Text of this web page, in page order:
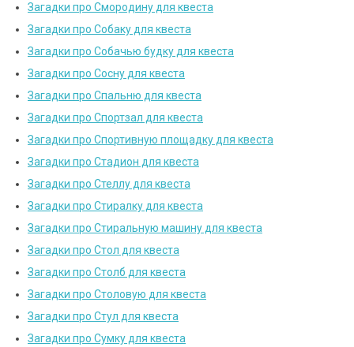
Загадки про Смородину для квеста
Загадки про Собаку для квеста
Загадки про Собачью будку для квеста
Загадки про Сосну для квеста
Загадки про Спальню для квеста
Загадки про Спортзал для квеста
Загадки про Спортивную площадку для квеста
Загадки про Стадион для квеста
Загадки про Стеллу для квеста
Загадки про Стиралку для квеста
Загадки про Стиральную машину для квеста
Загадки про Стол для квеста
Загадки про Столб для квеста
Загадки про Столовую для квеста
Загадки про Стул для квеста
Загадки про Сумку для квеста